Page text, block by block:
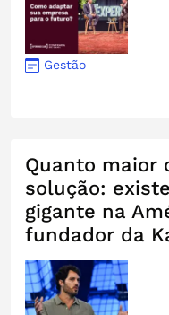
Gestão
Quanto maior
solução:
gigante na
fundador da